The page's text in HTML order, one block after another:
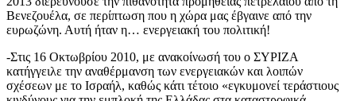
Βενεζουέλα, σε περίπτωση που η χώρα μας έβγαινε από την
ευρωζώνη. Αυτή ήταν η… ενεργειακή του πολιτική!
-Στις 16 Οκτωβρίου 2010, με ανακοίνωσή του ο ΣΥΡΙΖΑ
κατήγγειλε την αναθέρμανση των ενεργειακών και λοιπών
σχέσεων με το Ισραήλ, καθώς κάτι τέτοιο «εγκυμονεί τεράστιους